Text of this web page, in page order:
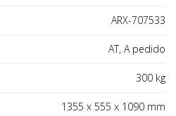
ARX-707533
AT, A pedido
300 kg
1355 x 555 x 1090 mm